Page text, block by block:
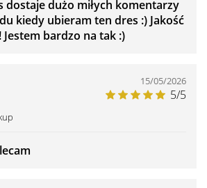
dostaje dużo miłych komentarzy
kiedy ubieram ten dres :) Jakość
bardzo na tak :)
15/05/2026
5/5